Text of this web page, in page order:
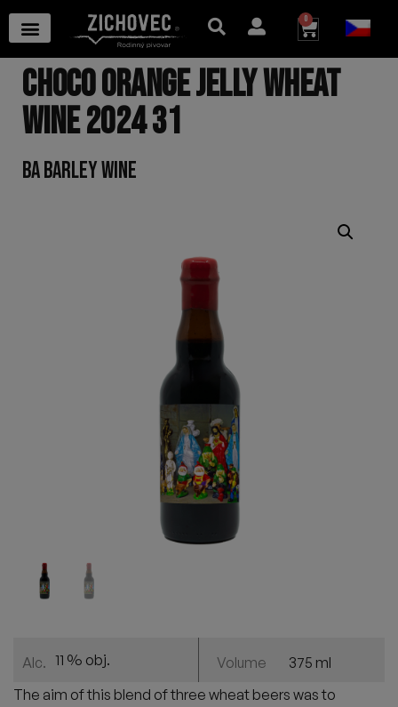
0
CHOCO ORANGE JELLY WHEAT
WINE 2024 31
BA BARLEY WINE
Alc. 11 % obj. Volume
375 ml
The aim of this blend of three wheat beers was to